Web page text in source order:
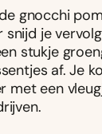
gnocchi
je
stukje
af. Je
een